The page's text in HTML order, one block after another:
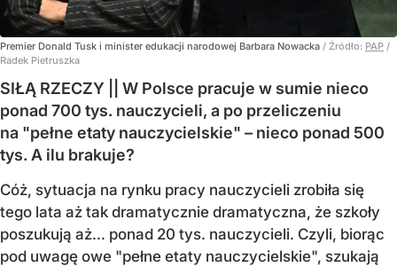
Premier Donald Tusk i minister edukacji narodowej Barbara Nowacka / Źródło: PAP /
Radek Pietruszka
SIŁĄ RZECZY || W Polsce pracuje w sumie nieco
ponad 700 tys. nauczycieli, a po przeliczeniu
na "pełne etaty nauczycielskie" – nieco ponad 500
tys. A ilu brakuje?
Cóż, sytuacja na rynku pracy nauczycieli zrobiła się
tego lata aż tak dramatycznie dramatyczna, że szkoły
poszukują aż… ponad 20 tys. nauczycieli. Czyli, biorąc
pod uwagę owe "pełne etaty nauczycielskie", szukają